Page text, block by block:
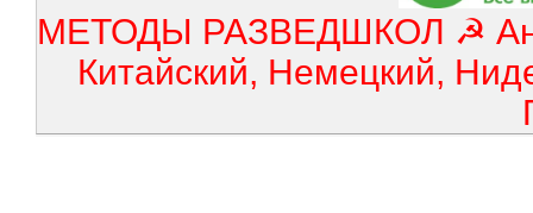
МЕТОДЫ РАЗВЕДШКОЛ ☭
Китайский, Немецкий,